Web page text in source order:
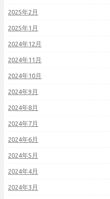
2025年2月
2025年1月
2024年12月
2024年11月
2024年10月
2024年9月
2024年8月
2024年7月
2024年6月
2024年5月
2024年4月
2024年3月